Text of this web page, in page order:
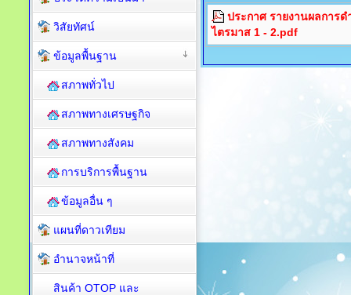
ประกาศ รายงานผลการ
ไตรมาส 1 - 2.pdf
วิสัยทัศน์
ข้อมูลพื้นฐาน
สภาพทั่วไป
สภาพทางเศรษฐกิจ
สภาพทางสังคม
การบริการพื้นฐาน
ข้อมูลอื่น ๆ
แผนที่ดาวเทียม
อำนาจหน้าที่
สินค้า OTOP และ